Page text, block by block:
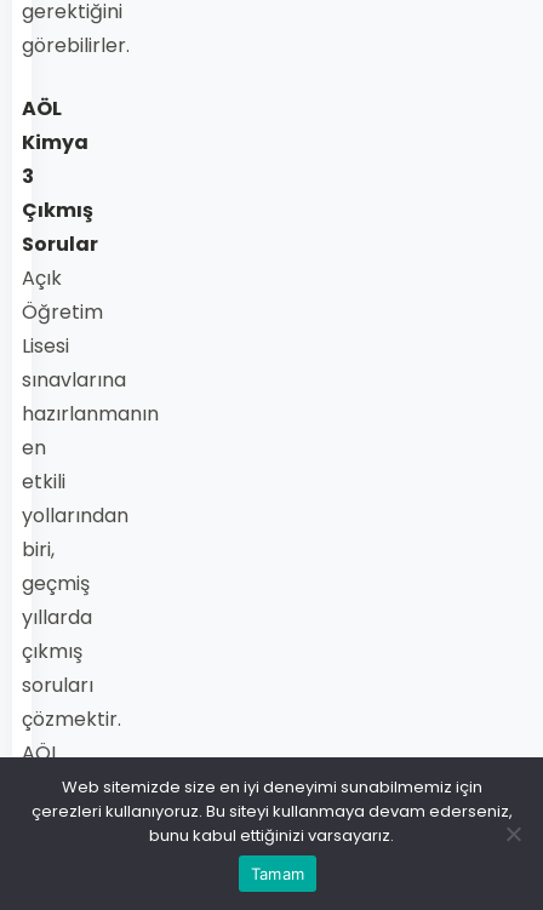
gerektiğini
görebilirler.
AÖL
Kimya
3
Çıkmış
Sorular
Açık
Öğretim
Lisesi
sınavlarına
hazırlanmanın
en
etkili
yollarından
biri,
geçmiş
yıllarda
çıkmış
soruları
çözmektir.
AÖL
Kimya
3
Web sitemizde size en iyi deneyimi sunabilmemiz için
çerezleri kullanıyoruz. Bu siteyi kullanmaya devam ederseniz,
bunu kabul ettiğinizi varsayarız.
Tamam